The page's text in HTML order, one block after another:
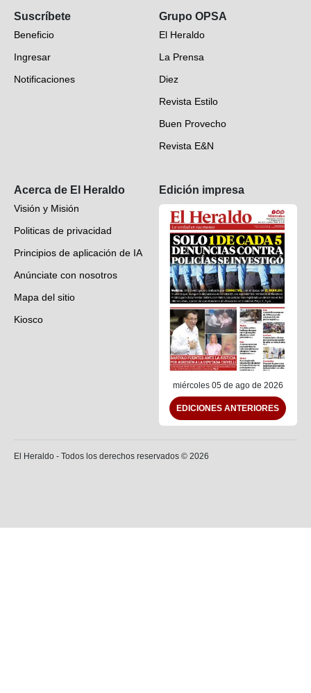
EH Verifica
Fotogalerías
Deportes
Videos
Suscríbete
Beneficio
Ingresar
Notificaciones
Grupo OPSA
El Heraldo
La Prensa
Diez
Revista Estilo
Buen Provecho
Revista E&N
Acerca de El Heraldo
Visión y Misión
Politicas de privacidad
Principios de aplicación de IA
Anúnciate con nosotros
Mapa del sitio
Kiosco
Edición impresa
miércoles 05 de ago de 2026
EDICIONES ANTERIORES
El Heraldo - Todos los derechos reservados © 2026